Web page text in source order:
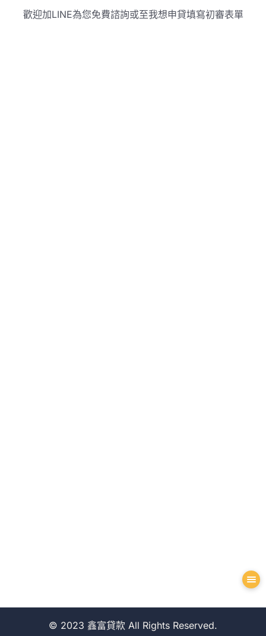
歡迎加LINE為您免費諮詢或至我想申貸填寫初審表單
© 2023 鑫富貸款 All Rights Reserved.